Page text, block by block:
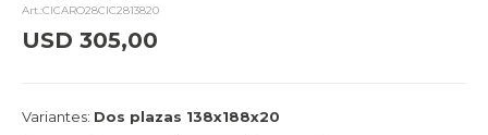
CICARO28CIC2813820
USD 305,00
Variantes: Dos plazas 138x188x20